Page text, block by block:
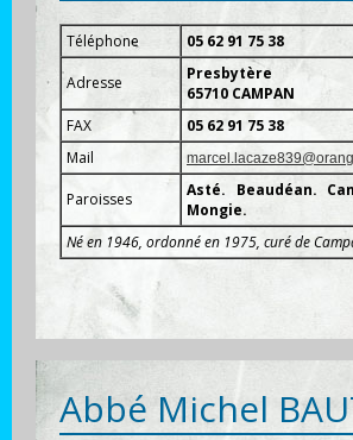
Téléphone 05 62 91 75 38
Adresse
Presbytère
65710 CAMPAN
FAX
05 62 91 75 38
Mail
Paroisses
Asté. Beaudéan.
Mongie.
Né en 1946, ordonné en 1975, curé de
Abbé Michel